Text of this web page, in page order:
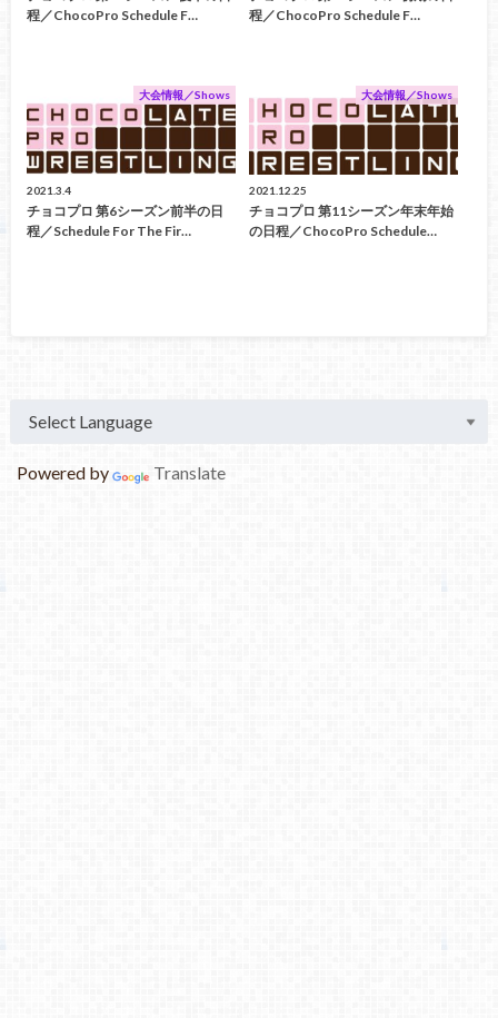
程／ChocoPro Schedule F…
程／ChocoPro Schedule F…
大会情報／Shows
2021.3.4
チョコプロ 第6シーズン前半の日
程／Schedule For The Fir…
大会情報／Shows
2021.12.25
チョコプロ 第11シーズン年末年始
の日程／ChocoPro Schedule…
Powered by Translate